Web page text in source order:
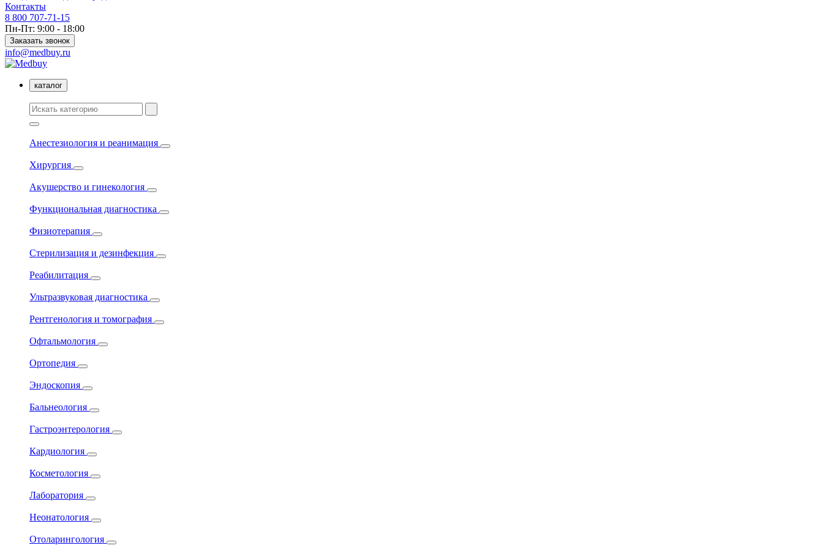
Контакты
8 800 707-71-15
Пн-Пт: 9:00 - 18:00
Заказать звонок
info@medbuy.ru
каталог
Анестезиология и реанимация
Хирургия
Акушерство и гинекология
Функциональная диагностика
Физиотерапия
Стерилизация и дезинфекция
Реабилитация
Ультразвуковая диагностика
Рентгенология и томография
Офтальмология
Ортопедия
Эндоскопия
Бальнеология
Гастроэнтерология
Кардиология
Косметология
Лаборатория
Неонатология
Отоларингология